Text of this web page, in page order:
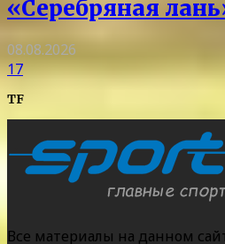
«Серебряная
08.08.2026
17
TF
Все материалы на данном